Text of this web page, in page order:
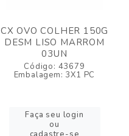
CX OVO COLHER 150G
DESM LISO MARROM
03UN
Código: 43679
Embalagem: 3X1 PC
Faça seu login
ou